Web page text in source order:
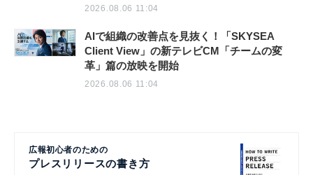
2026.08.06 11:04
AIで組織の改善点を見抜く！「SKYSEA
Client View」の新テレビCM「チームの変
革」篇の放映を開始
2026.08.06 11:04
広報初心者のための
プレスリリースの書き方